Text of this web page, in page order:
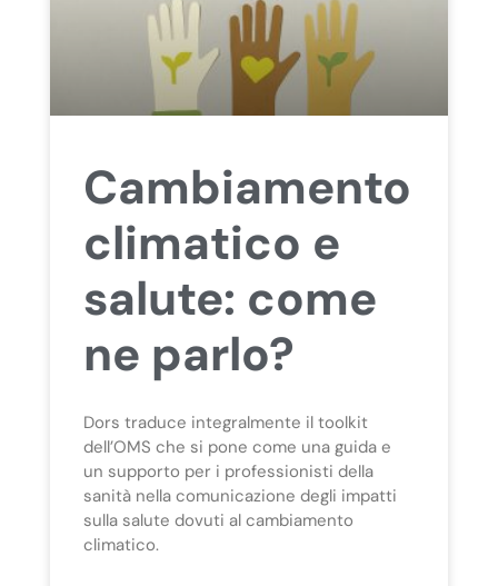
Cambiamento
climatico e
salute: come
ne parlo?
Dors traduce integralmente il toolkit
dell’OMS che si pone come una guida e
un supporto per i professionisti della
sanità nella comunicazione degli impatti
sulla salute dovuti al cambiamento
climatico.